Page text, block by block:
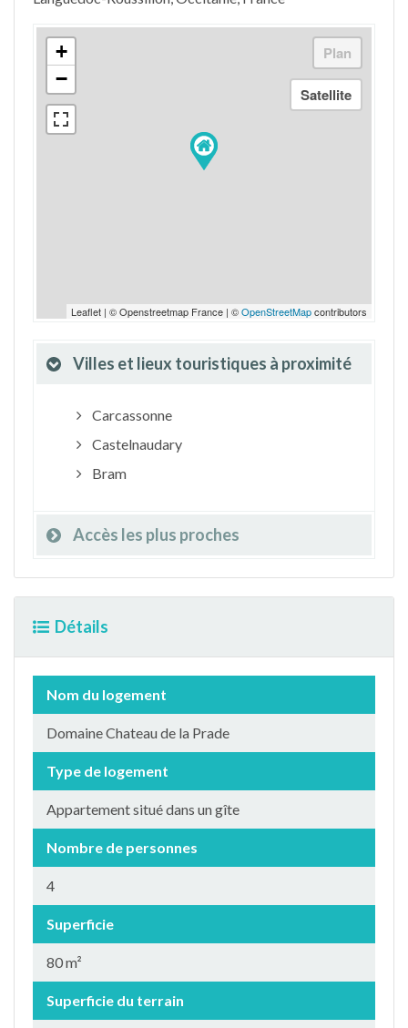
+
−
Leaflet | © Openstreetmap France | ©OpenStreetMapcontributors
Villes et lieux touristiques à proximité
Carcassonne
Castelnaudary
Bram
Accès les plus proches
Détails
Nom du logement
Domaine Chateau de la Prade
Type de logement
Appartement situé dans un gîte
Nombre de personnes
4
Superficie
80 m²
Superficie du terrain